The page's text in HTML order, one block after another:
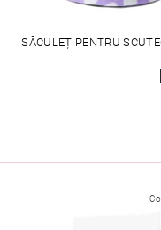
SĂCULEȚ PENTRU